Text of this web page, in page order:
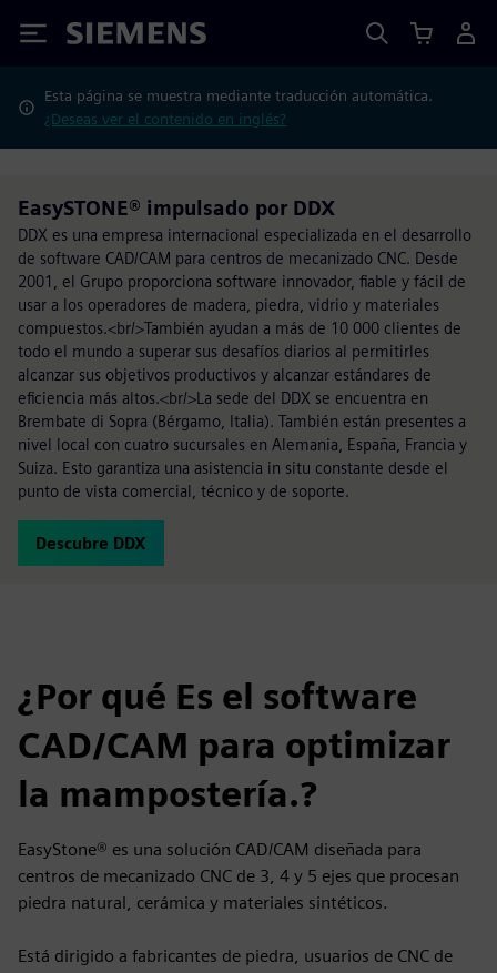
Siemens
Esta página se muestra mediante traducción automática.
¿Deseas ver el contenido en inglés?
EasySTONE® impulsado por DDX
DDX es una empresa internacional especializada en el desarrollo
de software CAD/CAM para centros de mecanizado CNC. Desde
2001, el Grupo proporciona software innovador, fiable y fácil de
usar a los operadores de madera, piedra, vidrio y materiales
compuestos.<br/>También ayudan a más de 10 000 clientes de
todo el mundo a superar sus desafíos diarios al permitirles
alcanzar sus objetivos productivos y alcanzar estándares de
eficiencia más altos.<br/>La sede del DDX se encuentra en
Brembate di Sopra (Bérgamo, Italia). También están presentes a
nivel local con cuatro sucursales en Alemania, España, Francia y
Suiza. Esto garantiza una asistencia in situ constante desde el
punto de vista comercial, técnico y de soporte.
Descubre DDX
¿Por qué Es el software
CAD/CAM para optimizar
la mampostería.?
EasyStone® es una solución CAD/CAM diseñada para
centros de mecanizado CNC de 3, 4 y 5 ejes que procesan
piedra natural, cerámica y materiales sintéticos.
Está dirigido a fabricantes de piedra, usuarios de CNC de